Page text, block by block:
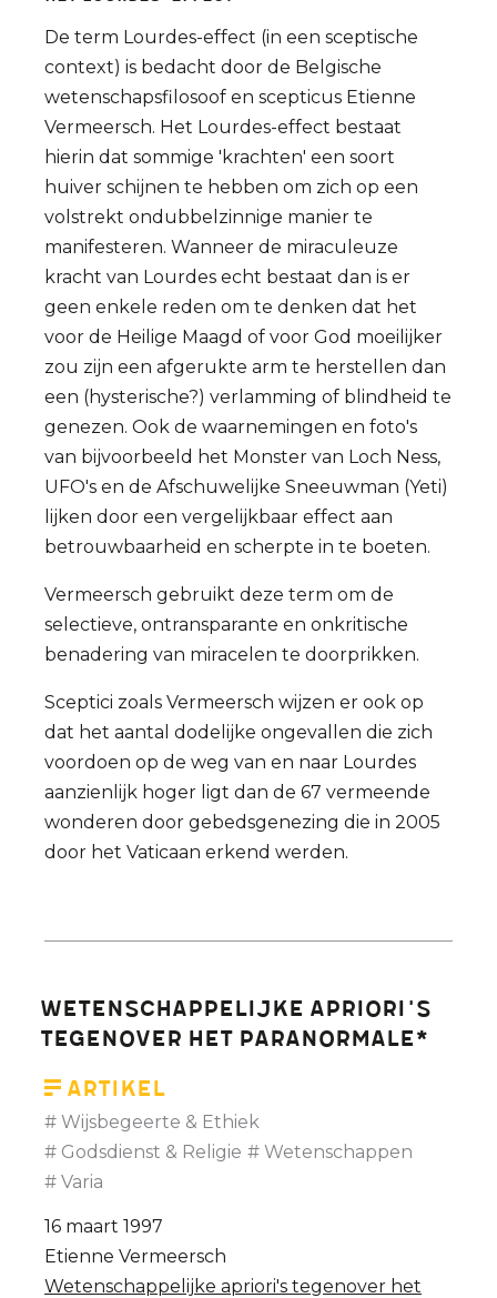
De term Lourdes-effect (in een sceptische
context) is bedacht door de Belgische
wetenschapsfilosoof en scepticus Etienne
Vermeersch. Het Lourdes-effect bestaat
hierin dat sommige 'krachten' een soort
huiver schijnen te hebben om zich op een
volstrekt ondubbelzinnige manier te
manifesteren. Wanneer de miraculeuze
kracht van Lourdes echt bestaat dan is er
geen enkele reden om te denken dat het
voor de Heilige Maagd of voor God moeilijker
zou zijn een afgerukte arm te herstellen dan
een (hysterische?) verlamming of blindheid te
genezen. Ook de waarnemingen en foto's
van bijvoorbeeld het Monster van Loch Ness,
UFO's en de Afschuwelijke Sneeuwman (Yeti)
lijken door een vergelijkbaar effect aan
betrouwbaarheid en scherpte in te boeten.
Vermeersch gebruikt deze term om de
selectieve, ontransparante en onkritische
benadering van miracelen te doorprikken.
Sceptici zoals Vermeersch wijzen er ook op
dat het aantal dodelijke ongevallen die zich
voordoen op de weg van en naar Lourdes
aanzienlijk hoger ligt dan de 67 vermeende
wonderen door gebedsgenezing die in 2005
door het Vaticaan erkend werden.
Wetenschappelijke apriori's
tegenover het paranormale*
Artikel
Wijsbegeerte & Ethiek
Godsdienst & Religie
Wetenschappen
Varia
16 maart 1997
Etienne Vermeersch
Wetenschappelijke apriori's tegenover het